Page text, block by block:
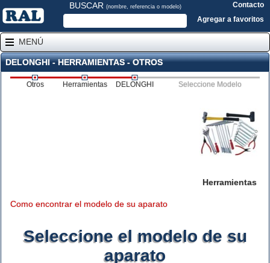
BUSCAR (nombre, referencia o modelo)
Contacto
Agregar a favoritos
MENÚ
DELONGHI - HERRAMIENTAS - OTROS
Otros Herramientas DELONGHI Seleccione Modelo
Herramientas
Como encontrar el modelo de su aparato
Seleccione el modelo de su
aparato